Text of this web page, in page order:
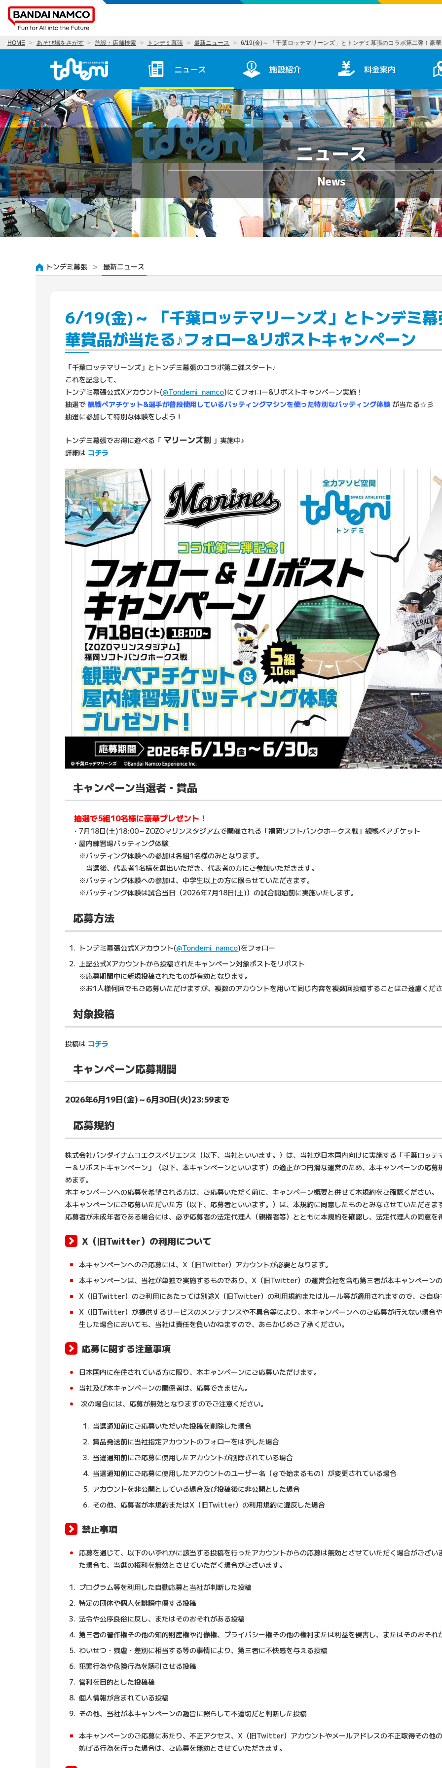
HOME あそび場をさがす 施設・店舗検索 トンデミ幕張 最新ニュース 6/19(金)～ 「千葉ロッテマリーンズ」とトンデミ幕張のコラボ第二弾！豪
トンデミ幕張 HOMEニュース 施設紹介 料金案内
ニュース
トンデミ幕張 最新ニュース
6/19(金)～ 「千葉ロッテマリーンズ」とトンデミ
華賞品が当たる♪フォロー&リポストキャンペーン
「千葉ロッテマリーンズ」とトンデミ幕張のコラボ第二弾スタート♪
これを記念して、
トンデミ幕張公式Xアカウント(@Tondemi_namco)にてフォロー&リポストキャンペーン実施！
抽選で 観戦ペアチケット&選手が普段使用しているバッティングマシンを使った特別なバッティング体験 が当たる☆彡
抽選に参加して特別な体験をしよう！
トンデミ幕張でお得に遊べる「 マリーンズ割 」実施中♪
詳細は コチラ
キャンペーン当選者・賞品
抽選で5組10名様に豪華プレゼント！
・7月18日(土)18:00～ZOZOマリンスタジアムで開催される「福岡ソフトバンクホークス戦」観戦ペアチケット
・屋内練習場バッティング体験
※バッティング体験への参加は各組1名様のみとなります。
当選後、代表者1名様を選出いただき、代表者の方にご参加いただきます。
※バッティング体験への参加は、中学生以上の方に限らせていただきます。
※バッティング体験は試合当日（2026年7月18日(土)）の試合開始前に実施いたします。
応募方法
トンデミ幕張公式Xアカウント(@Tondemi_namco)をフォロー
上記公式Xアカウントから投稿されたキャンペーン対象ポストをリポスト
※応募期間中に新規投稿されたものが有効となります。
※お1人様何回でもご応募いただけますが、複数のアカウントを用いて同じ内容を複数回投稿することはご遠慮くだ
対象投稿
投稿は コチラ
キャンペーン応募期間
2026年6月19日(金)～6月30日(火)23:59まで
応募規約
株式会社バンダイナムコエクスペリエンス（以下、当社といいます。）は、当社が日本国内向けに実施する「千葉ロッ
ー＆リポストキャンペーン」（以下、本キャンペーンといいます）の適正かつ円滑な運営のため、本キャンペーンの応
めます。
本キャンペーンへの応募を希望される方は、ご応募いただく前に、キャンペーン概要と併せて本規約をご確認ください。
本キャンペーンにご応募いただいた方（以下、応募者といいます。）は、本規約に同意したものとみなさせていただきま
応募者が未成年者である場合には、必ず応募者の法定代理人（親権者等）とともに本規約を確認し、法定代理人の同意を
X（旧Twitter）の利用について
本キャンペーンへのご応募には、X（旧Twitter）アカウントが必要となります。
本キャンペーンは、当社が単独で実施するものであり、X（旧Twitter）の運営会社を含む第三者が本キャンペーン
X（旧Twitter）のご利用にあたっては別途X（旧Twitter）の利用規約またはルール等が適用されますので、ご自身
X（旧Twitter）が提供するサービスのメンテナンスや不具合等により、本キャンペーンへのご応募が行えない場合
生した場合においても、当社は責任を負いかねますので、あらかじめご了承ください。
応募に関する注意事項
日本国内に在住されている方に限り、本キャンペーンにご応募いただけます。
当社及び本キャンペーンの関係者は、応募できません。
次の場合には、応募が無効となりますのでご注意ください。
当選通知前にご応募いただいた投稿を削除した場合
賞品発送前に当社指定アカウントのフォローをはずした場合
当選通知前にご応募に使用したアカウントが削除されている場合
当選通知前にご応募に使用したアカウントのユーザー名（＠で始まるもの）が変更されている場合
アカウントを非公開としている場合及び投稿後に非公開とした場合
その他、応募者が本規約またはX（旧Twitter）の利用規約に違反した場合
禁止事項
応募を通じて、以下のいずれかに該当する投稿を行ったアカウントからの応募は無効とさせていただく場合がござ
た場合も、当選の権利を無効とさせていただく場合がございます。
プログラム等を利用した自動応募と当社が判断した投稿
特定の団体や個人を誹謗中傷する投稿
法令や公序良俗に反し、またはそのおそれがある投稿
第三者の著作権その他の知的財産権や肖像権、プライバシー権その他の権利または利益を侵害し、またはそのおそれ
わいせつ・残虐・差別に相当する等の事情により、第三者に不快感を与える投稿
犯罪行為や危険行為を誘引させる投稿
営利を目的とした投稿稿
個人情報が含まれている投稿
その他、当社が本キャンペーンの趣旨に照らして不適切だと判断した投稿
本キャンペーンのご応募にあたり、不正アクセス、X（旧Twitter）アカウントやメールアドレスの不正取得その他
妨げる行為を行った場合は、ご応募を無効とさせていただきます。